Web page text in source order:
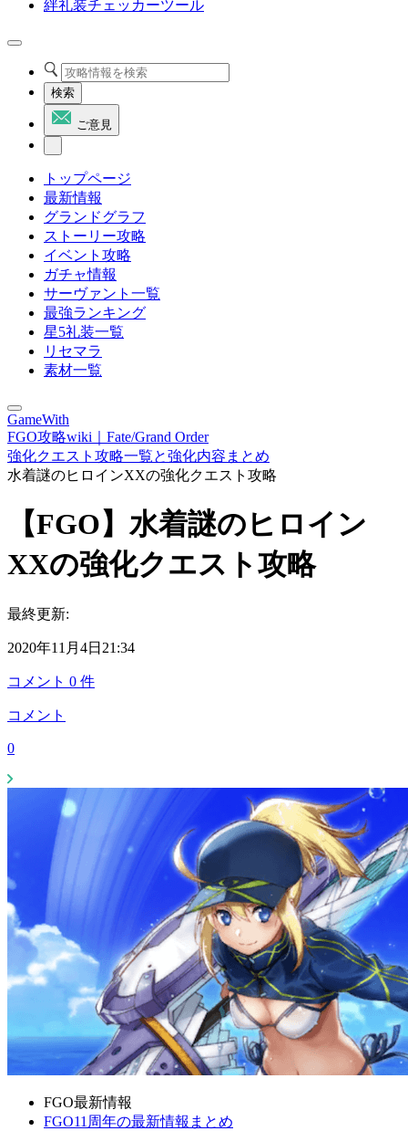
絆礼装チェッカーツール
検索
ご意見
トップページ
最新情報
グランドグラフ
ストーリー攻略
イベント攻略
ガチャ情報
サーヴァント一覧
最強ランキング
星5礼装一覧
リセマラ
素材一覧
GameWith
FGO攻略wiki｜Fate/Grand Order
強化クエスト攻略一覧と強化内容まとめ
水着謎のヒロインXXの強化クエスト攻略
【FGO】水着謎のヒロイン
XXの強化クエスト攻略
最終更新:
2020年11月4日21:34
コメント 0 件
コメント
0
FGO最新情報
FGO11周年の最新情報まとめ